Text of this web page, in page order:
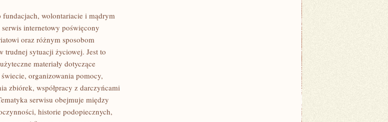
wolontariacie i mądrym
internetowy poświęcony
oraz różnym sposobom
trudnej sytuacji życiowej. Jest to
materiały dotyczące
organizowania pomocy,
zbiórek, współpracy z darczyńcami
serwisu obejmuje między
historie podopiecznych,